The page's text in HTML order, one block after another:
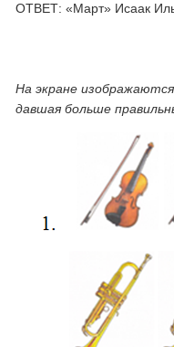
ОТВЕТ: «Март» Исаак
На экране
давшая больше